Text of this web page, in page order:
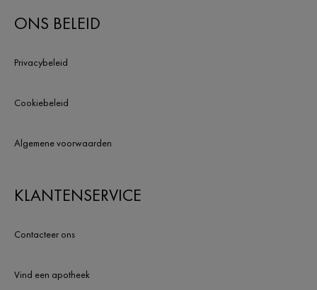
ONS BELEID
Privacybeleid
Cookiebeleid
Algemene voorwaarden
KLANTENSERVICE
Contacteer ons
Vind een apotheek